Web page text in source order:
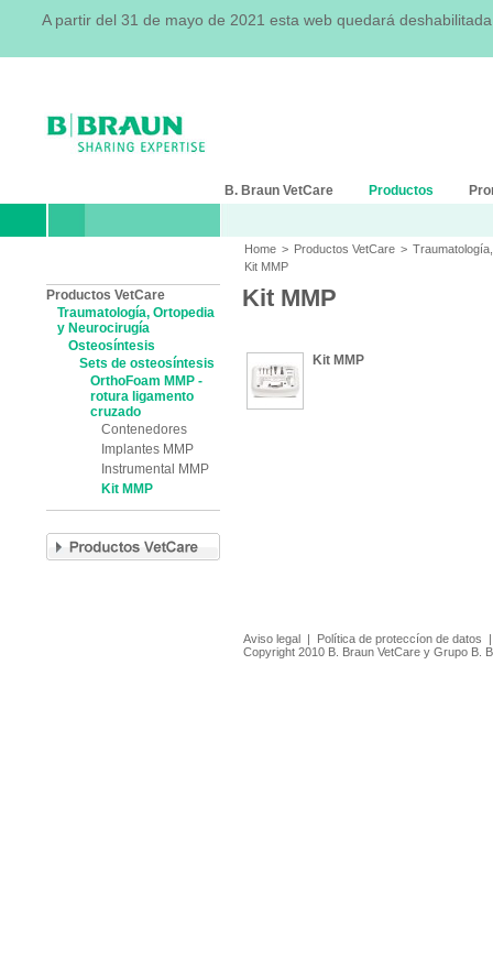
A partir del 31 de mayo de 2021 esta web quedará
B. Braun VetCare Productos
Home > Productos VetCare >
Kit MMP
Productos VetCare
Traumatología, Ortopedia
y Neurocirugía
Osteosíntesis
Sets de osteosíntesis
OrthoFoam MMP -
rotura ligamento
cruzado
Contenedores
Implantes MMP
Instrumental MMP
Kit MMP
Kit MMP
Kit MMP
Aviso legal | Política de proteccíon de datos
Copyright 2010 B. Braun VetCare y Grupo B.